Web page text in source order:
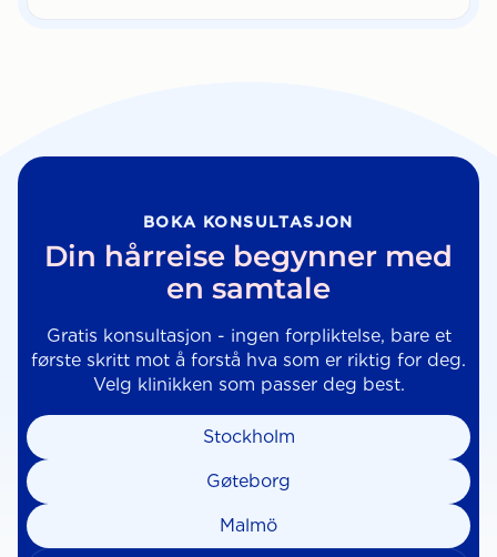
BOKA KONSULTASJON
Din hårreise begynner med
en samtale
Gratis konsultasjon - ingen forpliktelse, bare et
første skritt mot å forstå hva som er riktig for deg.
Velg klinikken som passer deg best.
Stockholm
Gøteborg
Malmö